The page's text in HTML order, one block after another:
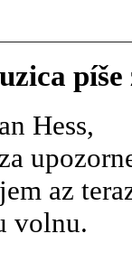
Hess,
az
volnu.